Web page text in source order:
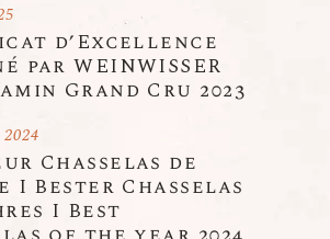
d’Excellence
par WEINWISSER
Grand Cru 2023
Chasselas de
I Bester Chasselas
I Best
2024